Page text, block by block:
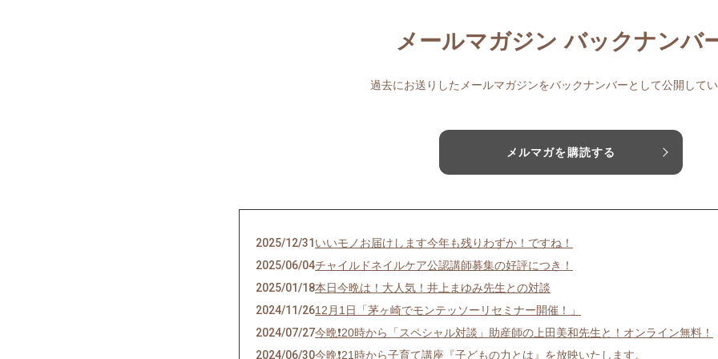
メールマガジン バックナンバ
過去にお送りしたメールマガジンをバックナンバーとして公開してい
メルマガを購読する
2025/12/31 いいモノお届けします今年も残りわずか！ですね！
2025/06/04チャイルドネイルケア公認講師募集の好評につき！
2025/01/18本日今晩は！大人気！井上まゆみ先生との対談
2024/11/2612月1日「茅ヶ崎でモンテッソーリセミナー開催！」
2024/07/27今晩❗20時から「スペシャル対談」助産師の上田美和先生と！オンライン無料！
2024/06/30今晩❗21時から子育て講座『子どもの力とは』を放映いたします。